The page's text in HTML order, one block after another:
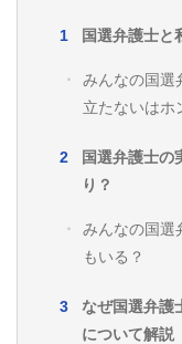
国選弁護士と
みんなの国選
立たないはホ
国選弁護士の
り？
みんなの国選
もいる？
なぜ国選弁護
について解説